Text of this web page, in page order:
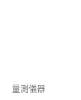
量測儀器